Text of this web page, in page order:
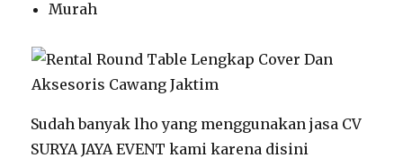
Murah
Sudah banyak lho yang menggunakan jasa CV
SURYA JAYA EVENT kami karena disini